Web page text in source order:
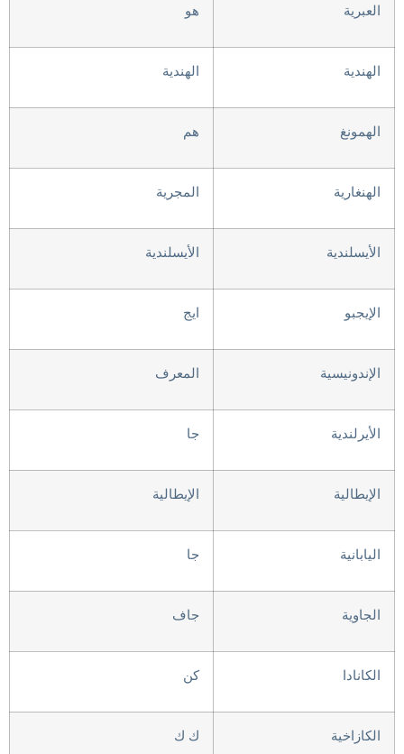
العبرية هو
الهندية الهندية
الهمونغ هم
الهنغارية المجرية
الأيسلندية الأيسلندية
الإيجبو ايج
الإندونيسية المعرف
الأيرلندية جا
الإيطالية الإيطالية
اليابانية جا
الجاوية جاف
الكانادا كن
الكازاخية ك ك